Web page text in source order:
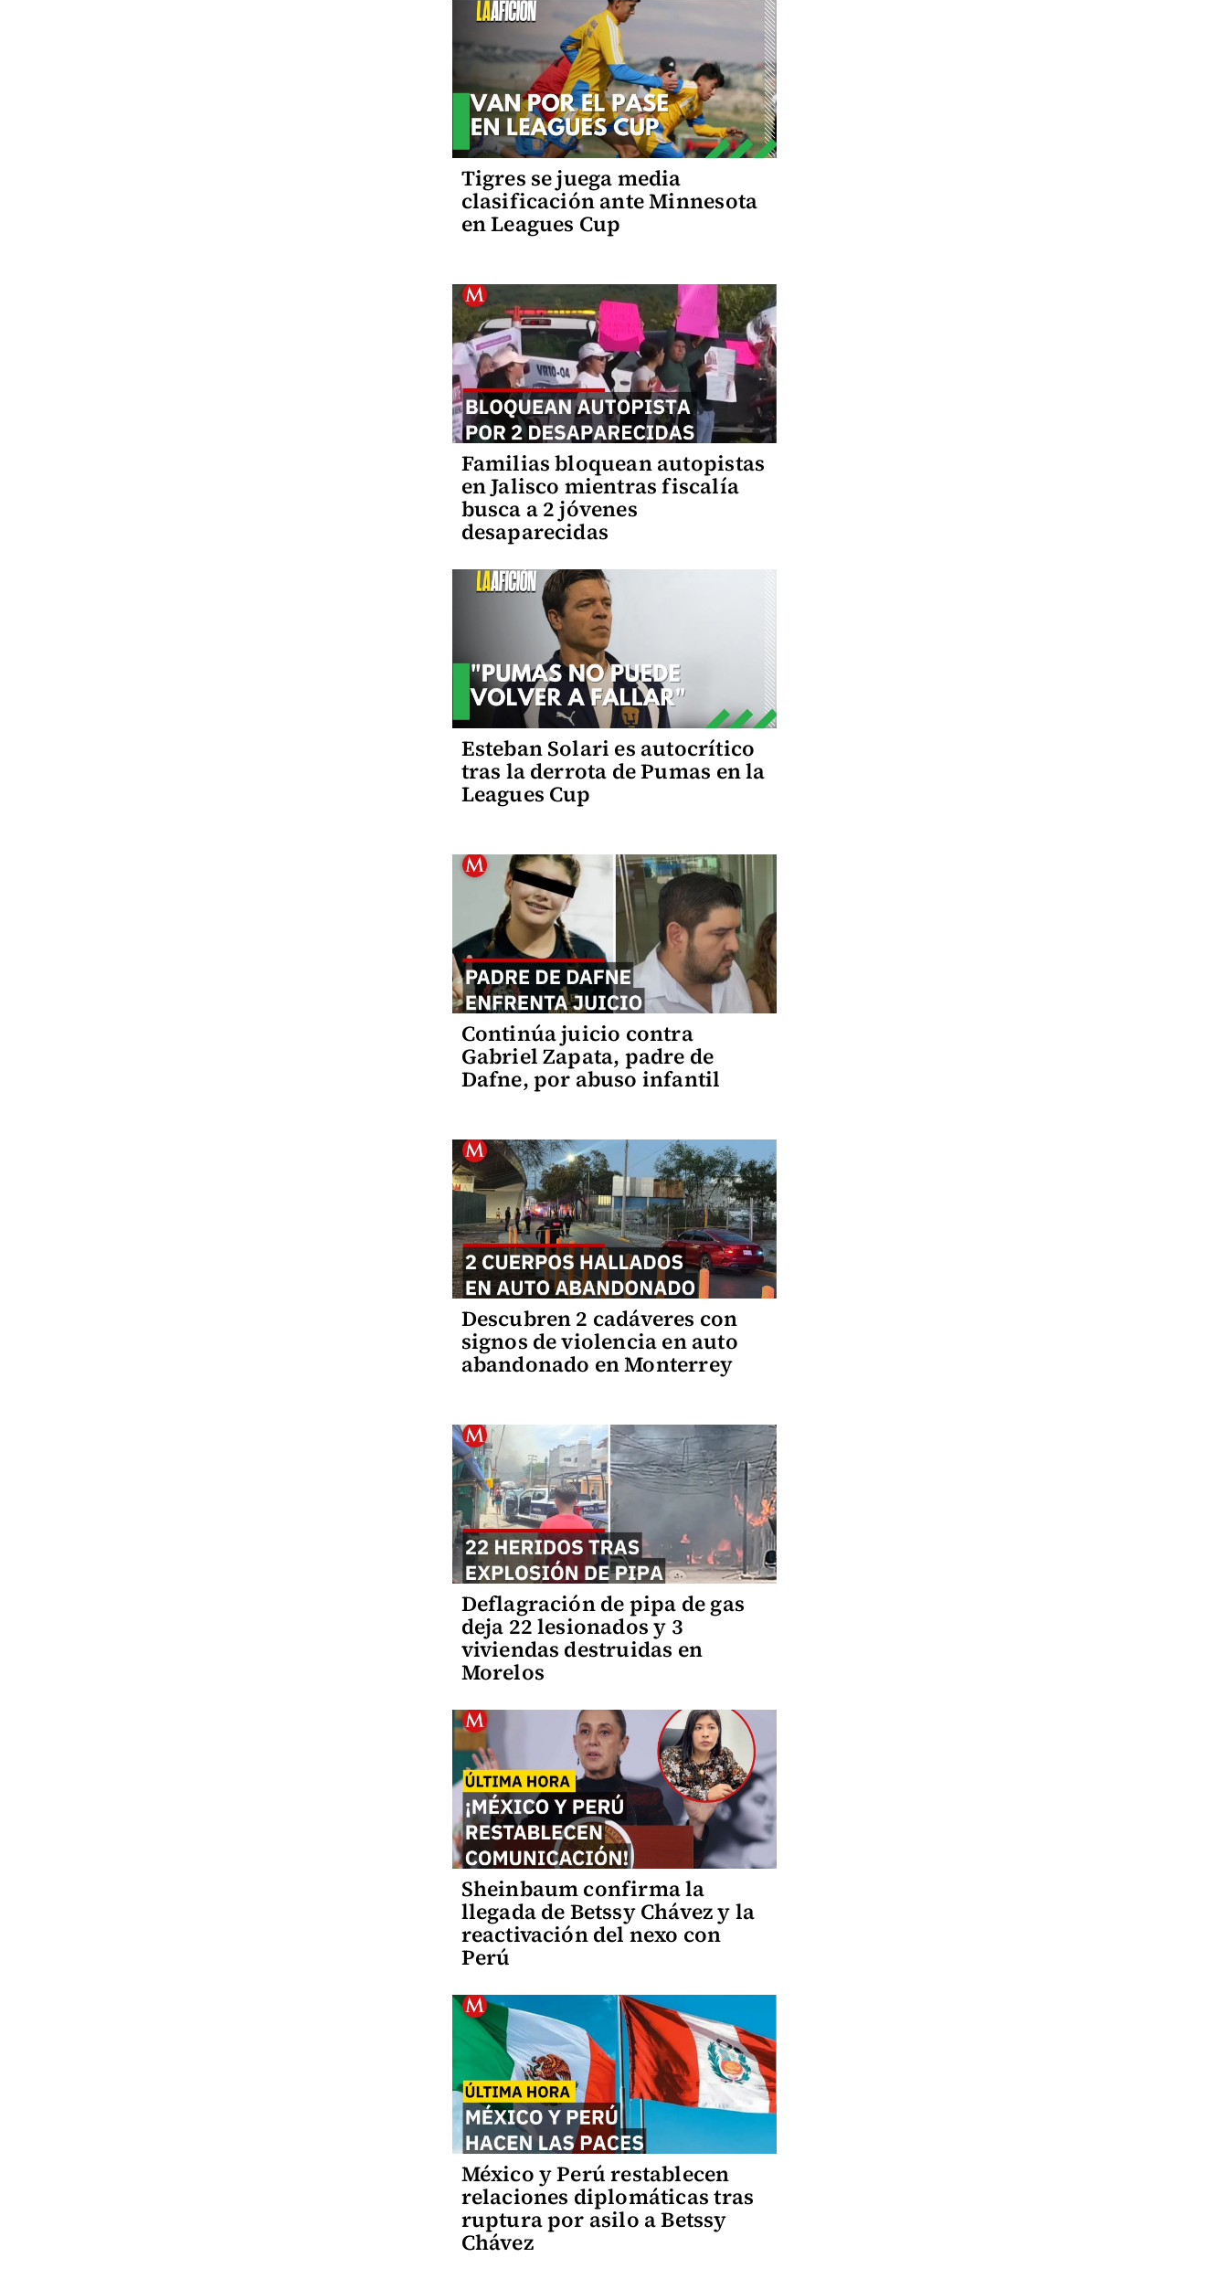
Tigres se juega media
clasificación ante Minnesota
en Leagues Cup
Familias bloquean autopistas
en Jalisco mientras fiscalía
busca a 2 jóvenes
desaparecidas
Esteban Solari es autocrítico
tras la derrota de Pumas en la
Leagues Cup
Continúa juicio contra
Gabriel Zapata, padre de
Dafne, por abuso infantil
Descubren 2 cadáveres con
signos de violencia en auto
abandonado en Monterrey
Deflagración de pipa de gas
deja 22 lesionados y 3
viviendas destruidas en
Morelos
Sheinbaum confirma la
llegada de Betssy Chávez y la
reactivación del nexo con
Perú
México y Perú restablecen
relaciones diplomáticas tras
ruptura por asilo a Betssy
Chávez